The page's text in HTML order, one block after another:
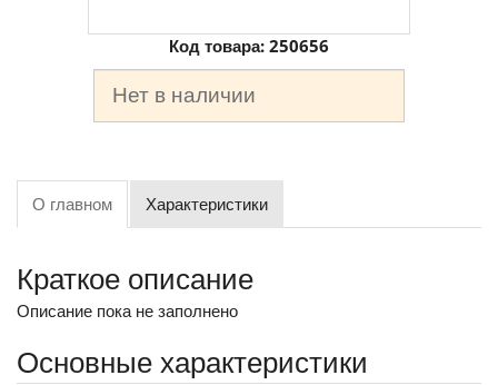
Код товара: 250656
Нет в наличии
О главном Характеристики
Краткое описание
Описание пока не заполнено
Основные характеристики